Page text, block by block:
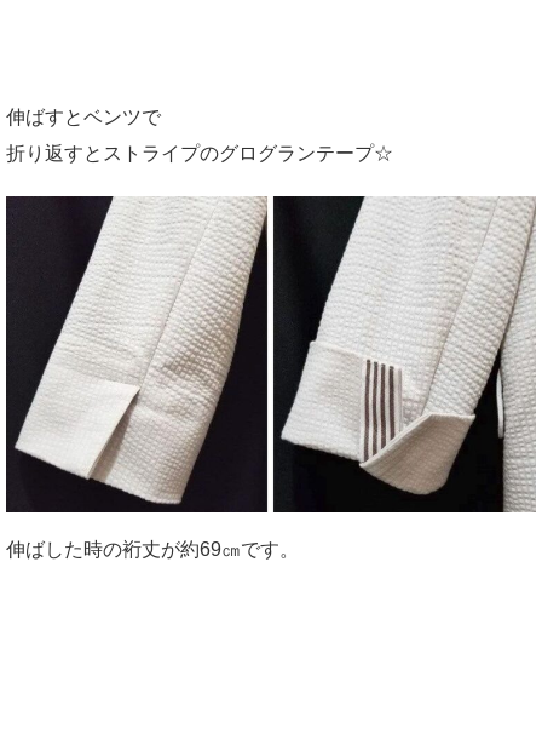
伸ばすとベンツで
折り返すとストライプのグログランテープ☆
伸ばした時の裄丈が約69㎝です。